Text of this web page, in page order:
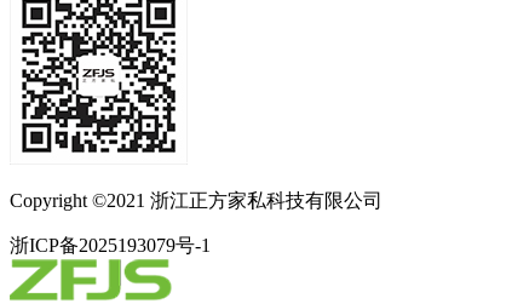
Copyright ©2021 浙江正方家私科技有限公司
浙ICP备2025193079号-1